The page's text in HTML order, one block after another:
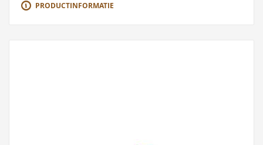
PRODUCTINFORMATIE